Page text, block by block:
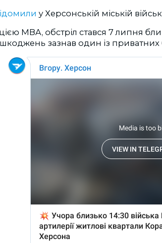
у Херсонській міській
МВА, обстріл стався 7 липня
зазнав один із приватних